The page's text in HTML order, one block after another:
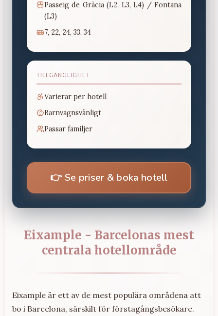
Passeig de Gràcia (L2, L3, L4) / Fontana
(L3)
7, 22, 24, 33, 34
TILLGÄNGLIGHET
Varierar per hotell
Barnvagnsvänligt
Passar familjer
👉Se priser & boka hotell
Eixample - Barcelonas mest
centrala hotellområde
Eixample är ett av de mest populära områdena att
bo i Barcelona, särskilt för förstagångsbesökare.